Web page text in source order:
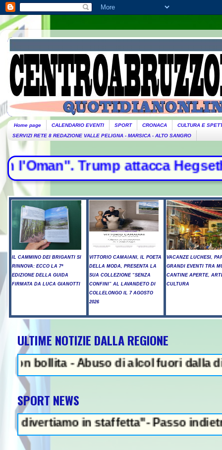
Home page CALENDARIO EVENTI SPORT CRONACA
CULTURA E
SERVIZI RETE 8 REDAZIONE VALLE PELIGNA - MARSICA - ALTO SANGRO
attacca Hegseth - Il
IL CAMMINO DEI BRIGANTI SI
RINNOVA: ECCO LA 7ª
EDIZIONE DELLA GUIDA
FIRMATA DA LUCA GIANOTTI
VITTORIO CAMAIANI, IL POETA
DELLA MODA, PRESENTA LA
SUA COLLEZIONE “SENZA
CONFINI” AL LAVANDETO DI
COLLELONGO IL 7 AGOSTO
2026
VACANZE LUCHESI,
GRANDI EVENTI TRA
CANTINE APERTE,
CULTURA
ULTIME NOTIZIE DALLA REGIONE
- Abuso di alcol fuori dalla
SPORT NEWS
in staffetta"- Passo indietro